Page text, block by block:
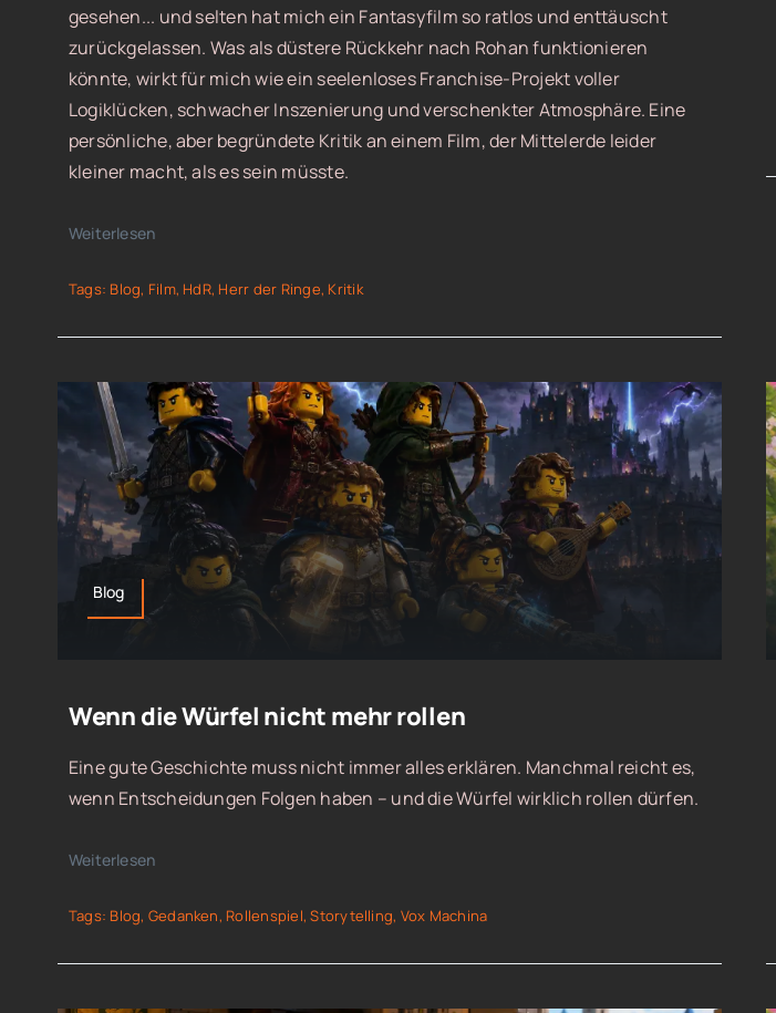
gesehen... und selten hat mich ein Fantasyfilm so ratlos und enttäuscht
zurückgelassen. Was als düstere Rückkehr nach Rohan funktionieren
könnte, wirkt für mich wie ein seelenloses Franchise-Projekt voller
Logiklücken, schwacher Inszenierung und verschenkter Atmosphäre. Eine
persönliche, aber begründete Kritik an einem Film, der Mittelerde leider
kleiner macht, als es sein müsste.
Weiterlesen
Tags: Blog, Film, HdR, Herr der Ringe, Kritik
Blog
Wenn die Würfel nicht mehr rollen
Eine gute Geschichte muss nicht immer alles erklären. Manchmal reicht es,
wenn Entscheidungen Folgen haben – und die Würfel wirklich rollen dürfen.
Weiterlesen
Tags: Blog, Gedanken, Rollenspiel,Storytelling, Vox Machina